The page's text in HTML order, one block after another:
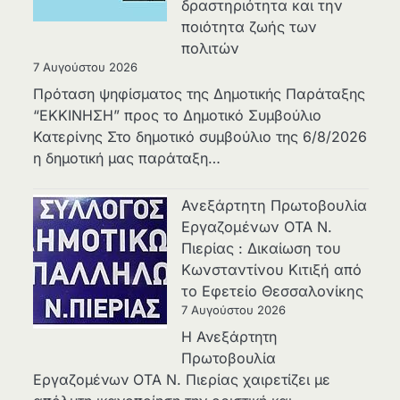
δραστηριότητα και την
ποιότητα ζωής των
πολιτών
7 Αυγούστου 2026
Πρόταση ψηφίσματος της Δημοτικής Παράταξης
“ΕΚΚΙΝΗΣΗ” προς το Δημοτικό Συμβούλιο
Κατερίνης Στο δημοτικό συμβούλιο της 6/8/2026
η δημοτική μας παράταξη…
Ανεξάρτητη Πρωτοβουλία
Εργαζομένων ΟΤΑ Ν.
Πιερίας : Δικαίωση του
Κωνσταντίνου Κιτιξή από
το Εφετείο Θεσσαλονίκης
7 Αυγούστου 2026
Η Ανεξάρτητη
Πρωτοβουλία
Εργαζομένων ΟΤΑ Ν. Πιερίας χαιρετίζει με